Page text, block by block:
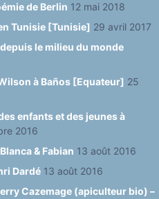
de Berlin 12 mai 2018
Tunisie [Tunisie] 29 avril 2017
le milieu du monde
à Baños [Equateur] 25
enfants et des jeunes à
2016
& Fabian 13 août 2016
Dardé 13 août 2016
Cazemage (apiculteur bio) –